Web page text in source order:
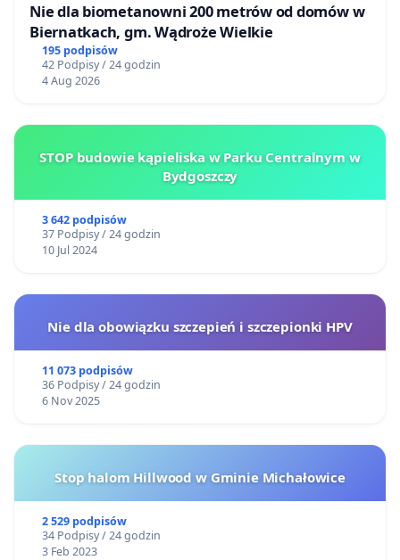
Nie dla biometanowni 200 metrów od domów w
Biernatkach, gm. Wądroże Wielkie
195 podpisów
42 Podpisy / 24 godzin
4 Aug 2026
STOP budowie kąpieliska w Parku Centralnym w
Bydgoszczy
3 642 podpisów
37 Podpisy / 24 godzin
10 Jul 2024
Nie dla obowiązku szczepień i szczepionki HPV
11 073 podpisów
36 Podpisy / 24 godzin
6 Nov 2025
Stop halom Hillwood w Gminie Michałowice
2 529 podpisów
34 Podpisy / 24 godzin
3 Feb 2023